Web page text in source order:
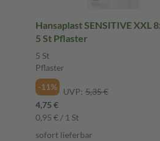
Hansaplast SENSITIVE XXL
5 St Pflaster
5 St
Pflaster
-11%
UVP: 5,35 €
4,75 €
0,95 € / 1 St
sofort lieferbar